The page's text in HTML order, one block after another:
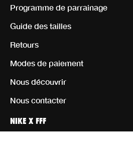
Programme de parrainage
Guide des tailles
Retours
Modes de paiement
Nous découvrir
Nous contacter
NIKE X FFF